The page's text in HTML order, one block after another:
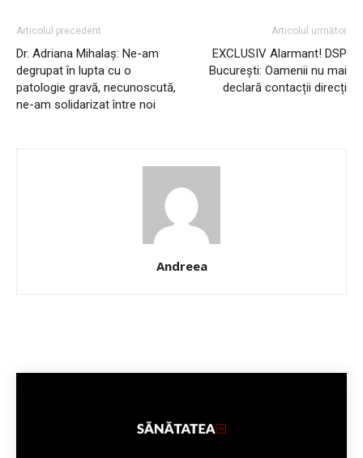
Articolul precedent
Dr. Adriana Mihalaș: Ne-am
degrupat în lupta cu o
patologie gravă, necunoscută,
ne-am solidarizat între noi
Articolul următor
EXCLUSIV Alarmant! DSP
București: Oamenii nu mai
declară contacții direcți
Andreea